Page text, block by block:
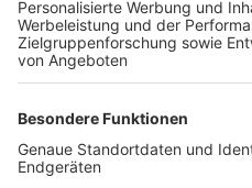
TOP-PARTNER